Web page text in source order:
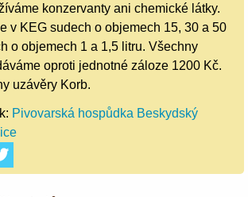
konzervanty ani chemické látky.
v KEG sudech o objemech 15, 30 a 50
o objemech 1 a 1,5 litru. Všechny
oproti jednotné záloze 1200 Kč.
uzávěry Korb.
Pivovarská hospůdka Beskydský